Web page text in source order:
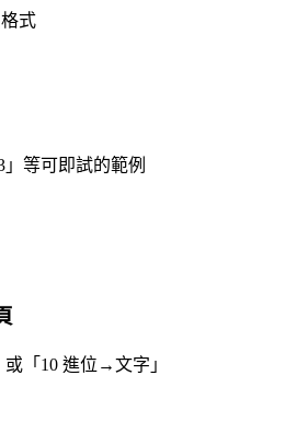
式
等可即試的範例
「10 進位→文字」